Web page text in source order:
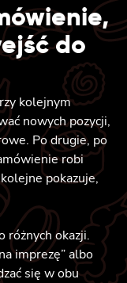
do
kolejnym
nowych pozycji,
Po drugie, po
robi
pokazuje,
różnych okazji.
imprezę” albo
się w obu